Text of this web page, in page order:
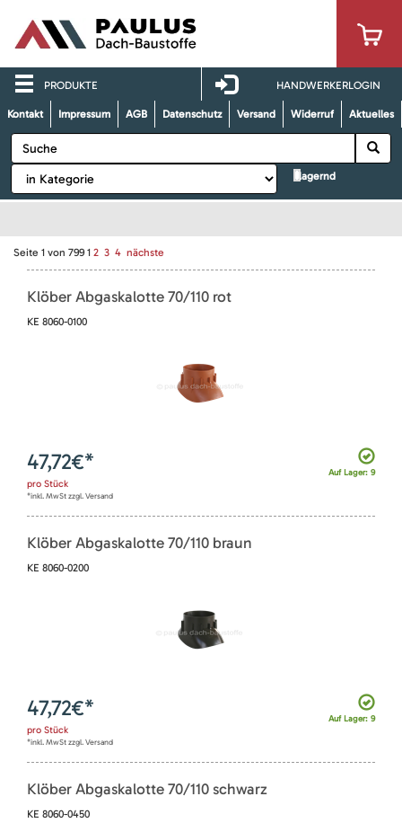
PRODUKTE HANDWERKERLOGIN
Kontakt Impressum AGB Datenschutz Versand Widerruf Aktuelles
lagernd
Seite 1 von 799 1 2 3 4 nächste
Klöber Abgaskalotte 70/110 rot
KE 8060-0100
Auf Lager: 9
47,72€*
pro Stück
*inkl. MwSt zzgl. Versand
Klöber Abgaskalotte 70/110 braun
KE 8060-0200
Auf Lager: 9
47,72€*
pro Stück
*inkl. MwSt zzgl. Versand
Klöber Abgaskalotte 70/110 schwarz
KE 8060-0450